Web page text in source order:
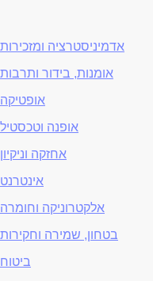
אדמיניסטרציה ומזכירות
אומנות, בידור ותרבות
אופטיקה
אופנה וטכסטיל
אחזקה וניקיון
אינטרנט
אלקטרוניקה וחומרה
בטחון, שמירה וחקירות
ביטוח